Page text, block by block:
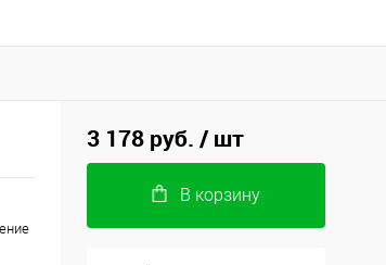
3 178 руб. / шт
В корзину